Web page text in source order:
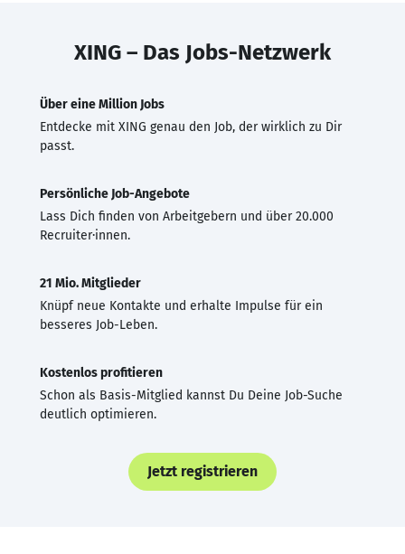
XING – Das Jobs-Netzwerk
Über eine Million Jobs
Entdecke mit XING genau den Job, der wirklich zu Dir
passt.
Persönliche Job-Angebote
Lass Dich finden von Arbeitgebern und über 20.000
Recruiter·innen.
21 Mio. Mitglieder
Knüpf neue Kontakte und erhalte Impulse für ein
besseres Job-Leben.
Kostenlos profitieren
Schon als Basis-Mitglied kannst Du Deine Job-Suche
deutlich optimieren.
Jetzt registrieren